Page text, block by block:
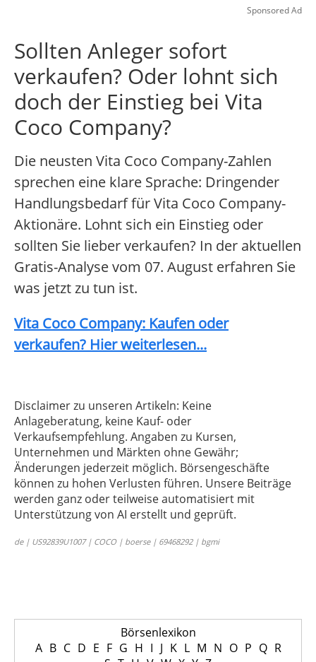
Sponsored Ad
Sollten Anleger sofort
verkaufen? Oder lohnt sich
doch der Einstieg bei Vita
Coco Company?
Die neusten Vita Coco Company-Zahlen
sprechen eine klare Sprache: Dringender
Handlungsbedarf für Vita Coco Company-
Aktionäre. Lohnt sich ein Einstieg oder
sollten Sie lieber verkaufen? In der aktuellen
Gratis-Analyse vom 07. August erfahren Sie
was jetzt zu tun ist.
Vita Coco Company: Kaufen oder
verkaufen? Hier weiterlesen...
Disclaimer zu unseren Artikeln: Keine
Anlageberatung, keine Kauf- oder
Verkaufsempfehlung. Angaben zu Kursen,
Unternehmen und Märkten ohne Gewähr;
Änderungen jederzeit möglich. Börsengeschäfte
können zu hohen Verlusten führen. Unsere Beiträge
werden ganz oder teilweise automatisiert mit
Unterstützung von AI erstellt und geprüft.
de | US92839U1007 | COCO | boerse | 69468292 | bgmi
Börsenlexikon
A B C D E F G H I J K L M N O P Q R